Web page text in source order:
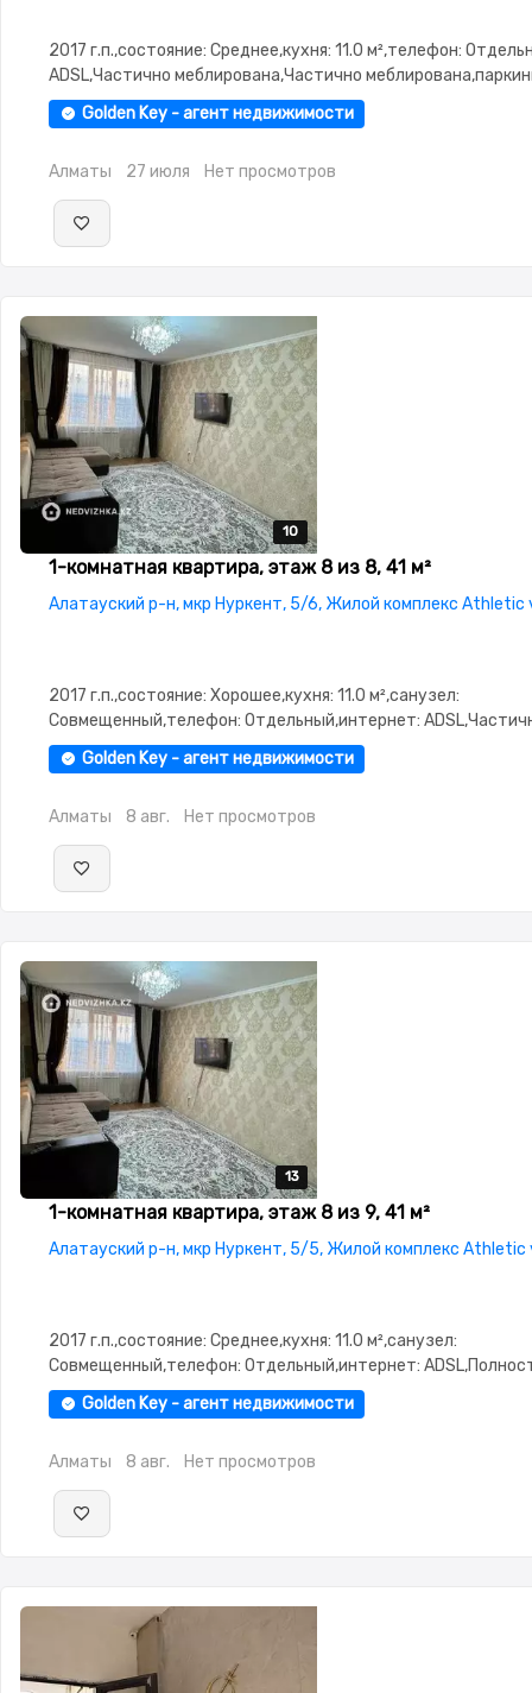
2017 г.п.,состояние: Среднее,кухня: 11.0 м²,телефон:
ADSL,Частично меблирована,Частично
охраняемая
окна,Неугловая,Встроенная кухня,Тихий двор
Golden Key - агент недвижимости
Алматы 27 июля Нет просмотров
10
10
10
10
10
1-комнатная квартира, этаж 8 из 8, 41 м²
Алатауский р-н, мкр Нуркент, 5/6, Жилой комплекс Athletic
2017 г.п.,состояние: Хорошее,кухня: 11.0 м²,санузел:
Совмещенный,телефон: Отдельный,интернет:
меблирована,Частично меблирована,потолки: 3.0,паркинг:
охраняемая стоянка,Домофон,Видеонаблюдение
Golden Key - агент недвижимости
Алматы 8 авг. Нет просмотров
13
13
13
13
13
1-комнатная квартира, этаж 8 из 9, 41 м²
Алатауский р-н, мкр Нуркент, 5/5, Жилой комплекс Athletic
2017 г.п.,состояние: Среднее,кухня: 11.0 м²,санузел:
Совмещенный,телефон: Отдельный,интернет:
меблирована,Полностью меблирована,потолки:
охраняемая стоянка,Домофон,Видеонаблюдение
Golden Key - агент недвижимости
Алматы 8 авг. Нет просмотров